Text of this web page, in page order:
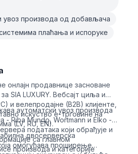
увоз производа од добављача
плаћања и испоруке
онлајн продавнице засноване
SIA LUXURY. Вебсајт циља и
и велепродајне (B2B) клијенте,
искуство е-трговине на
(LV, RU, EN).
аутоматски увоз производа
- Riba Mundo, Wortmann и Elko -
података који обрађује и
са главном
производа и категорије
двосерверска
омогућава проширење